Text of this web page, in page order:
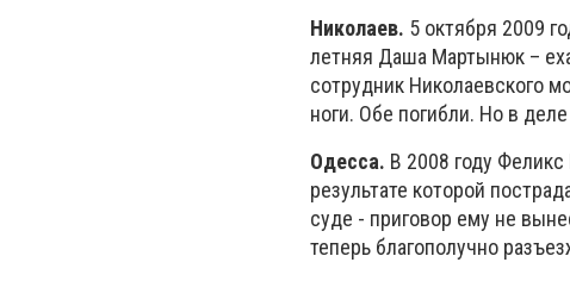
Николаев. 5 октября 2009
летняя Даша Мартынюк –
сотрудник Николаевского
ноги. Обе погибли. Но в
Одесса. В 2008 году
результате которой
суде - приговор ему не
теперь благополучно